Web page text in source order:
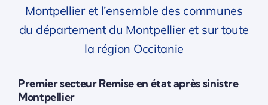
Montpellier et l’ensemble des communes
du département du Montpellier et sur toute
la région Occitanie
Premier secteur Remise en état après sinistre
Montpellier